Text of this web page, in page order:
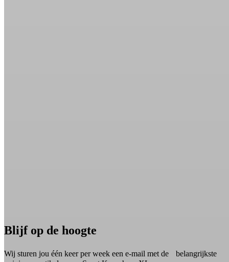
Blijf op de hoogte
Wij sturen jou één keer per week een e-mail met de belangrijkste